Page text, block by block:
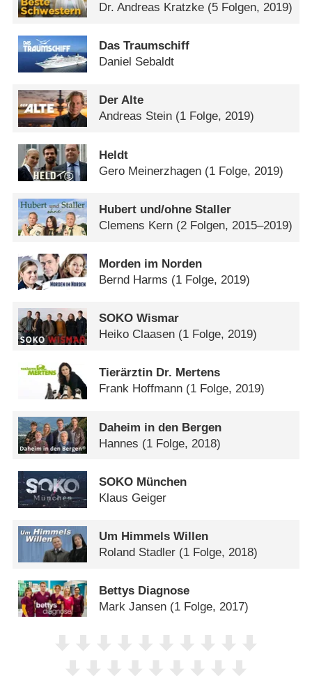
Dr. Andreas Kratzke (5 Folgen, 2019)
Das Traumschiff
Daniel Sebaldt
Der Alte
Andreas Stein (1 Folge, 2019)
Heldt
Gero Meinerzhagen (1 Folge, 2019)
Hubert und/​ohne Staller
Clemens Kern (2 Folgen, 2015–2019)
Morden im Norden
Bernd Harms (1 Folge, 2019)
SOKO Wismar
Heiko Claasen (1 Folge, 2019)
Tierärztin Dr. Mertens
Frank Hoffmann (1 Folge, 2019)
Daheim in den Bergen
Hannes (1 Folge, 2018)
SOKO München
Klaus Geiger
Um Himmels Willen
Roland Stadler (1 Folge, 2018)
Bettys Diagnose
Mark Jansen (1 Folge, 2017)